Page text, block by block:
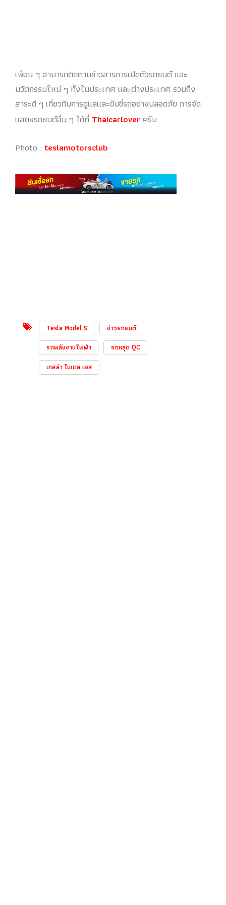
เพื่อน ๆ สามารถติดตามข่าวสารการเปิดตัวรถยนต์ และ
นวัตกรรมใหม่ ๆ ทั้งในประเทศ และต่างประเทศ รวมถึง
สาระดี ๆ เกี่ยวกับการดูแลและขับขี่รถอย่างปลอดภัย การจัด
แสดงรถยนต์อื่น ๆ ได้ที่ Thaicarloverครับ
Photo : teslamotorsclub
Tesla Model S
ข่าวรถยนต์
รถพลังงานไฟฟ้า
รถหลุด QC
เทสล่า โมเดล เอส